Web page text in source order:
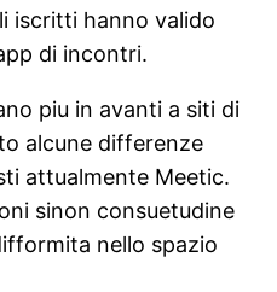
iscritti hanno valido
di incontri.
piu in avanti a siti di
alcune differenze
attualmente Meetic.
sinon consuetudine
nello spazio